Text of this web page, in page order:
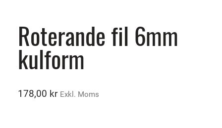
Roterande fil 6mm
kulform
178,00 kr Exkl. Moms